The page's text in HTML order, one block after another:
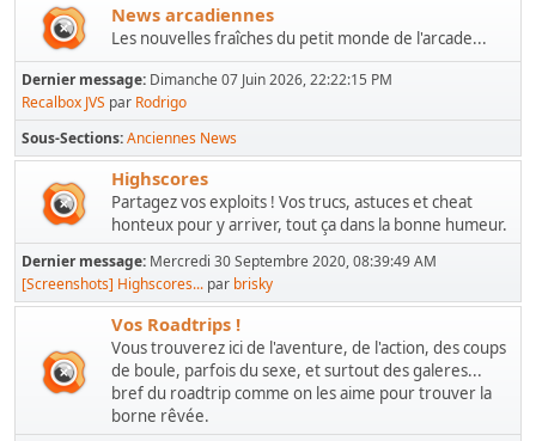
News arcadiennes
Les nouvelles fraîches du petit monde de l'arcade...
Dernier message: Dimanche 07 Juin 2026, 22:22:15 PM
Recalbox JVS par Rodrigo
Sous-Sections Anciennes News
Highscores
Partagez vos exploits ! Vos trucs, astuces et cheat
honteux pour y arriver, tout ça dans la bonne humeur.
Dernier message: Mercredi 30 Septembre 2020, 08:39:49 AM
[Screenshots] Highscores... par brisky
Vos Roadtrips !
Vous trouverez ici de l'aventure, de l'action, des coups
de boule, parfois du sexe, et surtout des galeres...
bref du roadtrip comme on les aime pour trouver la
borne rêvée.